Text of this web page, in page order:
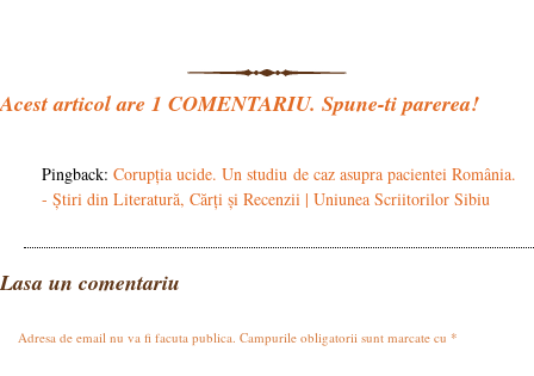
Acest articol are 1 COMENTARIU. Spune-ti parerea!
Pingback:Corupția ucide. Un studiu de caz asupra pacientei România.
- Știri din Literatură, Cărți și Recenzii | Uniunea Scriitorilor Sibiu
Lasa un comentariu
Adresa de email nu va fi facuta publica. Campurile obligatorii sunt marcate cu *